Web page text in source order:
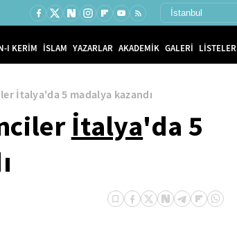
I KERİM İSLAM YAZARLAR AKADEMİK GALERİ LİSTELER
İtalya'da 5 madalya kazandı
İtalya'da 5